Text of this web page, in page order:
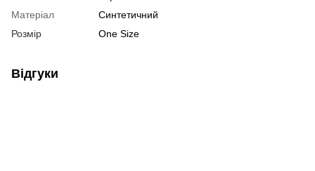
Матеріал
Синтетичний
Розмір
One Size
Відгуки